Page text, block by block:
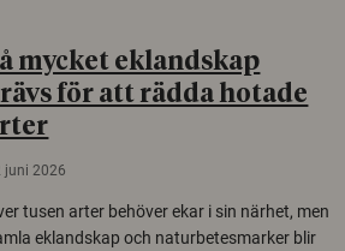
mycket eklandskap
för att rädda hotade
juni 2026
tusen arter behöver ekar i sin närhet, men
eklandskap och naturbetesmarker blir